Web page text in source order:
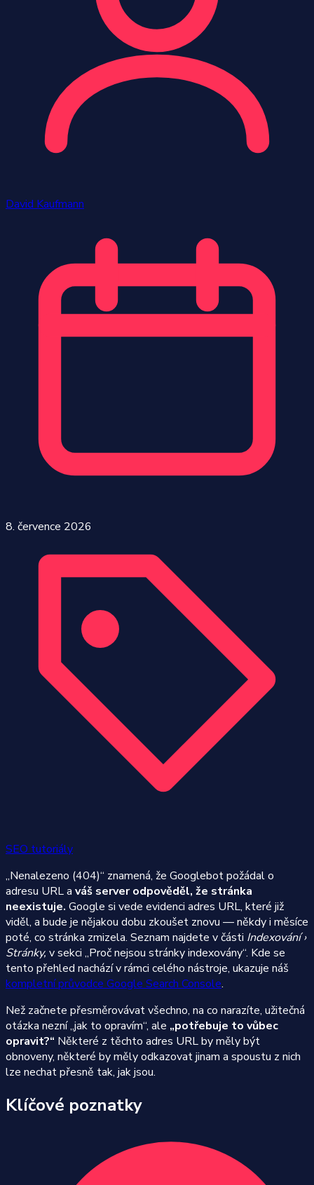
David Kaufmann
8. července 2026
SEO tutoriály
„Nenalezeno (404)“ znamená, že Googlebot požádal o
adresu URL a váš server odpověděl, že stránka
neexistuje. Google si vede evidenci adres URL, které již
viděl, a bude je nějakou dobu zkoušet znovu — někdy i měsíce
poté, co stránka zmizela. Seznam najdete v části Indexování ›
Stránky, v sekci „Proč nejsou stránky indexovány“. Kde se
tento přehled nachází v rámci celého nástroje, ukazuje náš
kompletní průvodce Google Search Console.
Než začnete přesměrovávat všechno, na co narazíte, užitečná
otázka nezní „jak to opravím“, ale „potřebuje to vůbec
opravit?“ Některé z těchto adres URL by měly být
obnoveny, některé by měly odkazovat jinam a spoustu z nich
lze nechat přesně tak, jak jsou.
Klíčové poznatky